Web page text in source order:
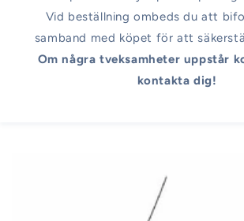
Vid beställning ombeds du att
samband med köpet för att
Om några tveksamheter uppstår
kontakta dig!